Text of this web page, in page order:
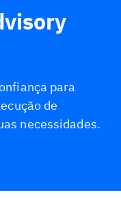
para
de
necessidades.